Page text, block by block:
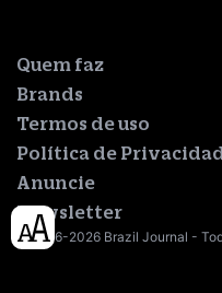
Quem faz
Brands
Termos de uso
Política de
Anuncie
Newsletter
© 2016-2026 Brazil Journal -